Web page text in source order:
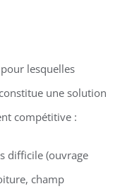
lesquelles
une solution
compétitive :
difficile (ouvrage
champ